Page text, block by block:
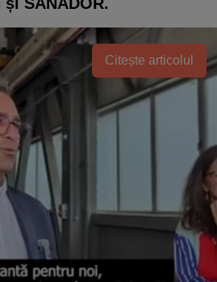
Citește articolul